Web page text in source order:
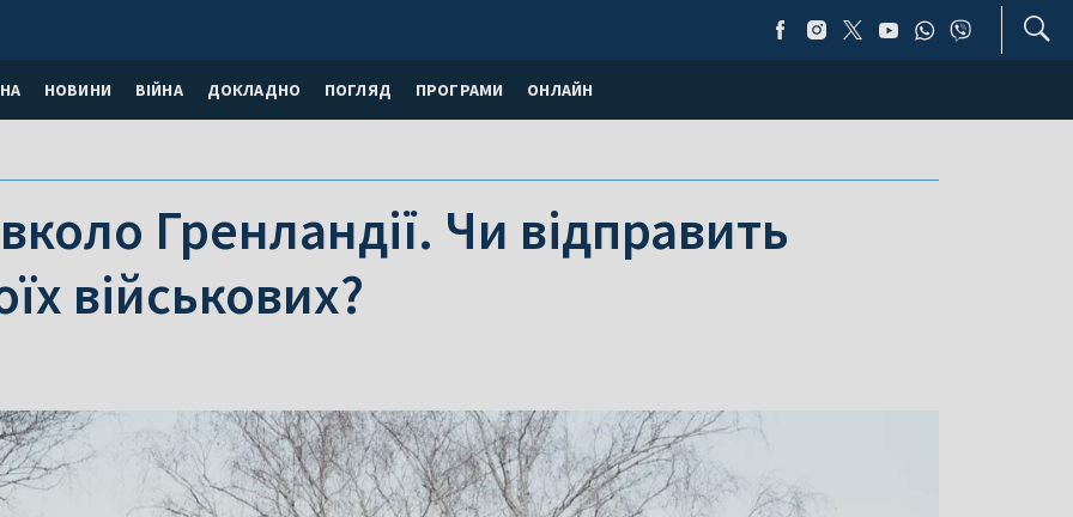
НОВИНИ ВІЙНА ДОКЛАДНО ПОГЛЯД ПРОГРАМИ ОНЛАЙН
Гренландії. Чи відправить
військових?